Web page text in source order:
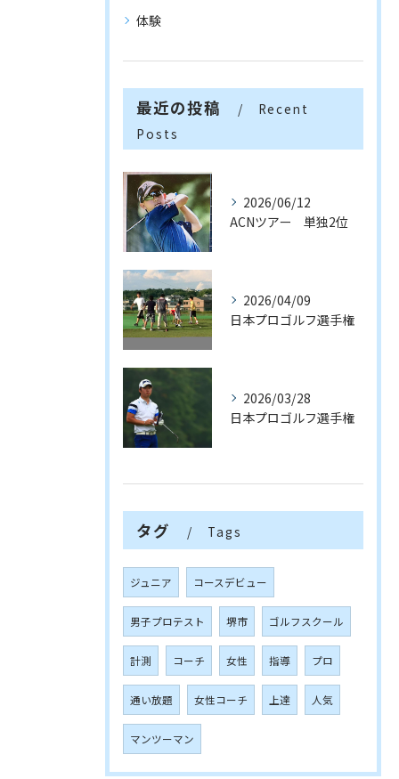
体験
最近の投稿
Recent
Posts
2026/06/12
ACNツアー 単独2位
2026/04/09
日本プロゴルフ選手権
2026/03/28
日本プロゴルフ選手権
タグ Tags
ジュニア コースデビュー
男子プロテスト 堺市 ゴルフスクール
計測 コーチ 女性 指導 プロ
通い放題 女性コーチ 上達 人気
マンツーマン